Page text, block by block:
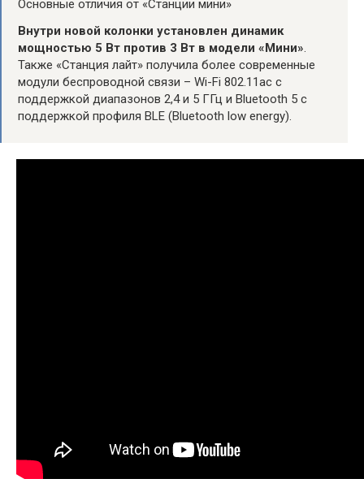
Основные отличия от «Станции мини»
Внутри новой колонки установлен динамик
мощностью 5 Вт против 3 Вт в модели «Мини».
Также «Станция лайт» получила более современные
модули беспроводной связи – Wi-Fi 802.11ac с
поддержкой диапазонов 2,4 и 5 ГГц и Bluetooth 5 с
поддержкой профиля BLE (Bluetooth low energy).